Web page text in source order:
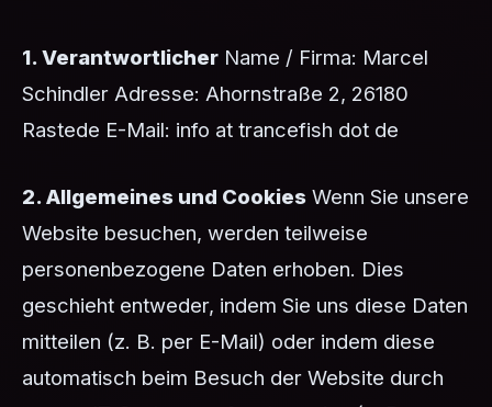
1. Verantwortlicher Name / Firma: Marcel
Schindler Adresse: Ahornstraße 2, 26180
Rastede E-Mail: info at trancefish dot de
2. Allgemeines und Cookies Wenn Sie unsere
Website besuchen, werden teilweise
personenbezogene Daten erhoben. Dies
geschieht entweder, indem Sie uns diese Daten
mitteilen (z. B. per E-Mail) oder indem diese
automatisch beim Besuch der Website durch